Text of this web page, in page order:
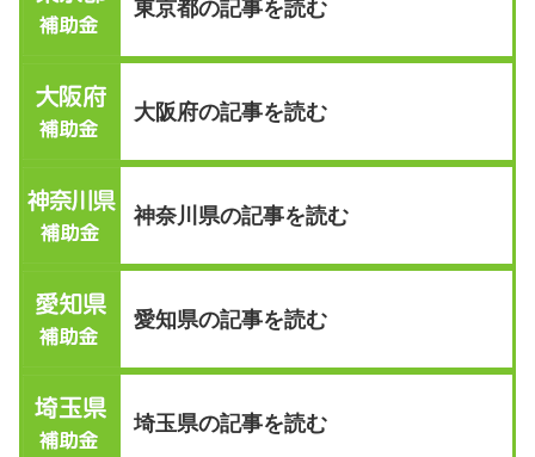
東京都の記事を読む
大阪府の記事を読む
神奈川県の記事を読む
愛知県の記事を読む
埼玉県の記事を読む